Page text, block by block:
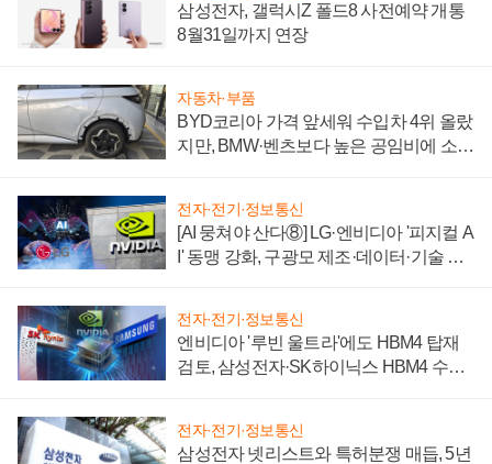
삼성전자, 갤럭시Z 폴드8 사전예약 개통
8월31일까지 연장
자동차·부품
BYD코리아 가격 앞세워 수입차 4위 올랐
지만, BMW·벤츠보다 높은 공임비에 소비
전자·전기·정보통신
[AI 뭉쳐야 산다⑧] LG·엔비디아 '피지컬 A
I' 동맹 강화, 구광모 제조·데이터·기술 결
전자·전기·정보통신
엔비디아 '루빈 울트라'에도 HBM4 탑재
검토, 삼성전자·SK하이닉스 HBM4 수율
전자·전기·정보통신
삼성전자 넷리스트와 특허분쟁 매듭, 5년